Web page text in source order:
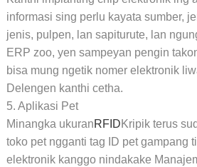
informasi sing perlu kayata sumber,
jenis, pulpen, lan sapiturute, lan
ERP zoo, yen sampeyan pengin
bisa mung ngetik nomer elektronik
Delengen kanthi cetha.
5. Aplikasi Pet
Minangka ukuranRFID Kripik terus
toko pet ngganti tag ID pet gampang
elektronik kanggo nindakake